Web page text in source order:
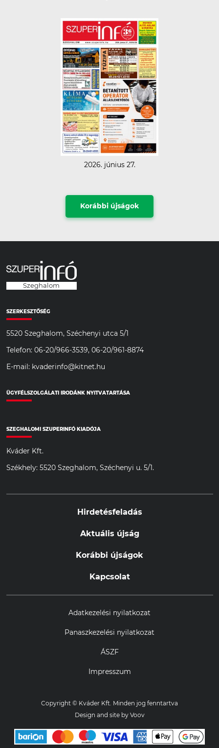
2026. június 27.
Korábbi újságok
Szeghalom
SZERKESZTŐSÉG
5520 Szeghalom, Széchenyi utca 5/1
Telefon: 06-20/966-3539, 06-20/961-8874
E-mail: kvaderinfo@kitnet.hu
ÜGYFÉLSZOLGÁLATI IRODÁNK NYITVATARTÁSA
SZEGHALOMI SZUPERINFÓ KIADÓJA
Kváder Kft.
Székhely: 5520 Szeghalom, Széchenyi u. 5/1.
Hirdetésfeladás
Aktuális újság
Korábbi újságok
Kapcsolat
Adatkezelési nyilatkozat
Panaszkezelési nyilatkozat
ÁSZF
Impresszum
Copyright © Kváder Kft. Minden jog fenntartva
Design and site by Voov